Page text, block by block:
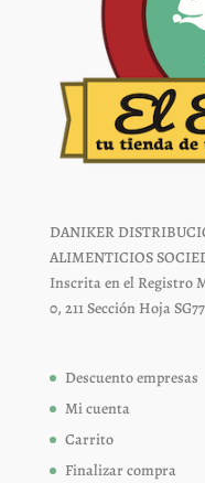
DANIKER
ALIMENTICIOS
Inscrita en el Registro
0, 211 Sección Hoja
Descuento empresas
Mi cuenta
Carrito
Finalizar compra